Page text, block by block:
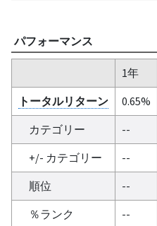
パフォーマンス
1年
トータルリターン
0.65%
カテゴリー
--
+/- カテゴリー
--
順位
--
％ランク
--